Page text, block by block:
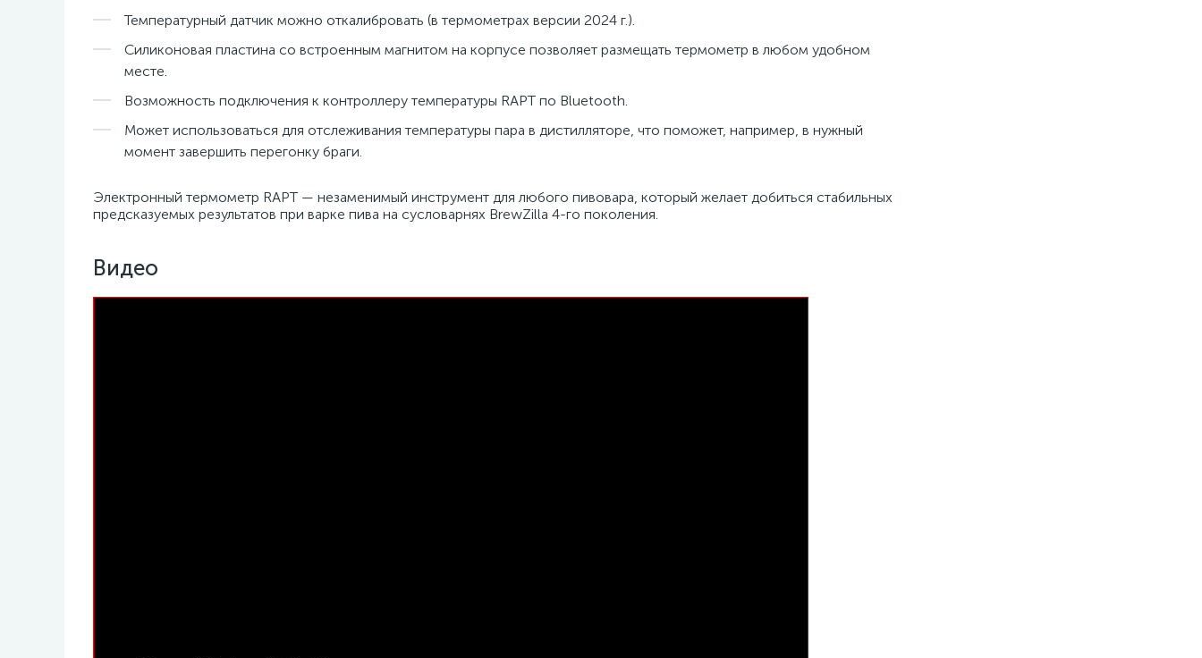
Температурный датчик можно откалибровать (в термометрах версии 2024 г.).
Силиконовая пластина со встроенным магнитом на корпусе позволяет размещать термометр в любом удобном
месте.
Возможность подключения к контроллеру температуры RAPT по Bluetooth.
Может использоваться для отслеживания температуры пара в дистилляторе, что поможет, например, в нужный
момент завершить перегонку браги.
Электронный термометр RAPT — незаменимый инструмент для любого пивовара, который желает добиться стабильных
предсказуемых результатов при варке пива на сусловарнях BrewZilla 4-го поколения.
Видео